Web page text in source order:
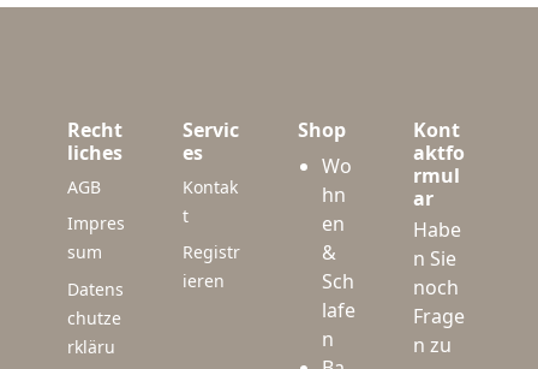
Recht
liches
AGB
Impres
sum
Datens
chutze
rkläru
Servic
es
Kontak
t
Registr
ieren
Shop
Wo
hn
en
&
Sch
lafe
n
Kont
aktfo
rmul
ar
Habe
n Sie
noch
Frage
n zu